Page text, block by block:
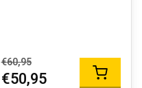
€60,95
€50,95